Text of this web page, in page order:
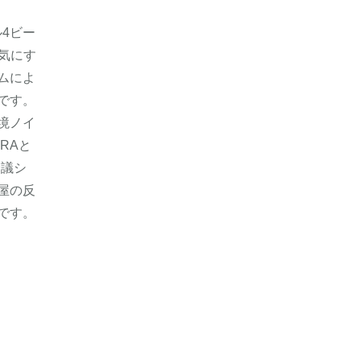
ビー
にす
によ
す。
ノイ
と
シ
の反
す。